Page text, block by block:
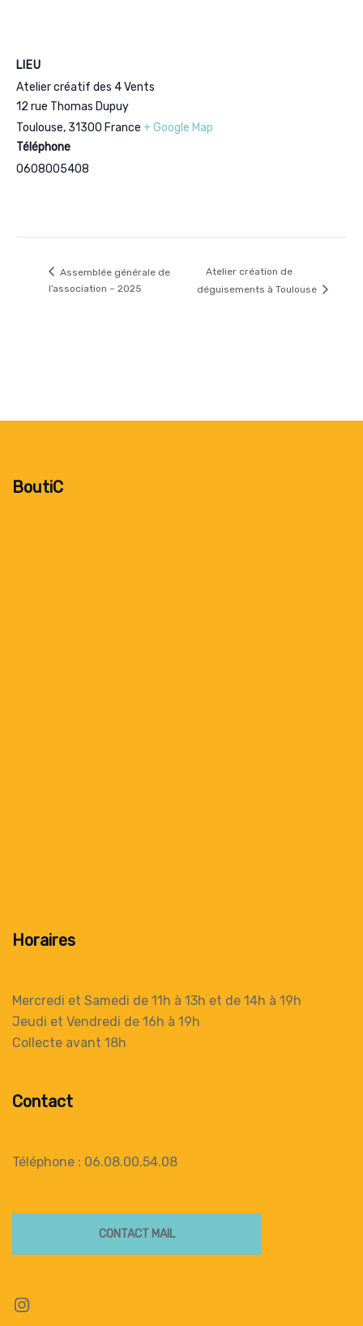
LIEU
Atelier créatif des 4 Vents
12 rue Thomas Dupuy
Toulouse, 31300 France + Google Map
Téléphone
0608005408
Assemblée générale de
l’association – 2025
Atelier création de
déguisements à Toulouse
BoutiC
Horaires
Mercredi et Samedi de 11h à 13h et de 14h à 19h
Jeudi et Vendredi de 16h à 19h
Collecte avant 18h
Contact
Téléphone : 06.08.00.54.08
CONTACT MAIL
Instagram